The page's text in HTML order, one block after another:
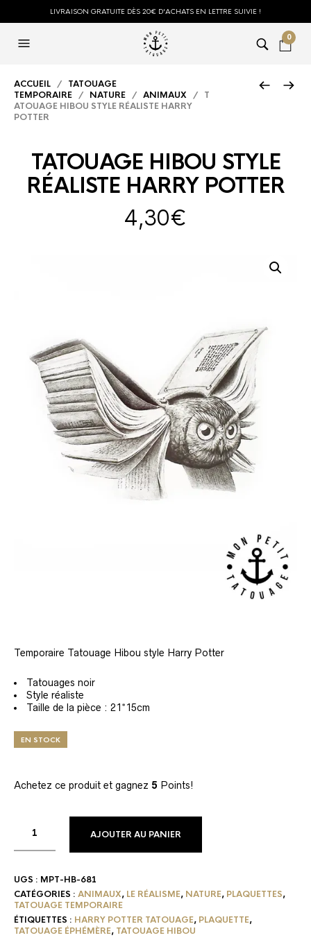
LIVRAISON GRATUITE DÈS 20€ D'ACHATS EN LETTRE SUIVIE !
0
ACCUEIL / TATOUAGE
TEMPORAIRE / NATURE / ANIMAUX / T
ATOUAGE HIBOU STYLE RÉALISTE HARRY
POTTER
TATOUAGE HIBOU STYLE
RÉALISTE HARRY POTTER
4,30€
Temporaire Tatouage Hibou style Harry Potter
Tatouages noir
Style réaliste
Taille de la pièce : 21*15cm
EN STOCK
Achetez ce produit et gagnez 5 Points!
AJOUTER AU PANIER
UGS : MPT-HB-681
CATÉGORIES : ANIMAUX, LE RÉALISME, NATURE, PLAQUETTES,
TATOUAGE TEMPORAIRE
ÉTIQUETTES : HARRY POTTER TATOUAGE, PLAQUETTE,
TATOUAGE ÉPHÉMÈRE, TATOUAGE HIBOU